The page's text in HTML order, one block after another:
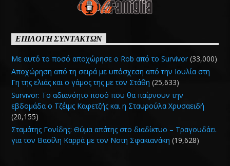
ΕΠΙΛΟΓΗ ΣΥΝΤΑΚΤΩΝ
Με αυτό το ποσό αποχώρησε ο Rob από το Survivor (33,000)
Αποχώρηση από τη σειρά με υπόσχεση από την Ιουλία στη
Γη της ελιάς και ο γάμος της με τον Στάθη (25,633)
Survivor: Το αδιανόητο ποσό που θα παίρνουν την
εβδομάδα ο Τζέιμς Καφετζής και η Σταυρούλα Χρυσαειδή
(20,155)
Σταμάτης Γονίδης: Θύμα απάτης στο διαδίκτυο – Τραγουδάει
για τον Βασίλη Καρρά με τον Νοτη Σφακιανάκη (19,628)